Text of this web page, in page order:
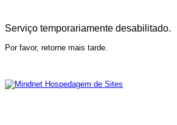
Serviço temporariamente desabilitado.
Por favor, retorne mais tarde.